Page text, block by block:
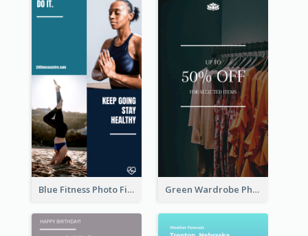
Blue Fitness Photo Fitness Class Instagram Story Green Wardrobe Photo Shopping Sale Instagram Story